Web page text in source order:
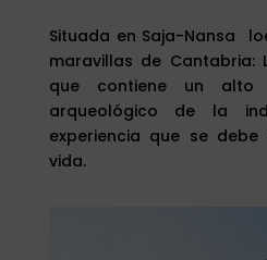
Situada en Saja-Nansa
maravillas de Cantabria:
que contiene un alto
arqueológico de la
experiencia que se
vida.